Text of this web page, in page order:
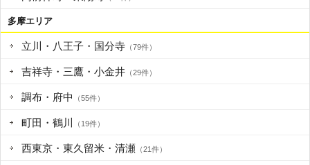
多摩エリア
立川・八王子・国分寺 （79件）
吉祥寺・三鷹・小金井 （29件）
調布・府中 （55件）
町田・鶴川 （19件）
西東京・東久留米・清瀬 （21件）